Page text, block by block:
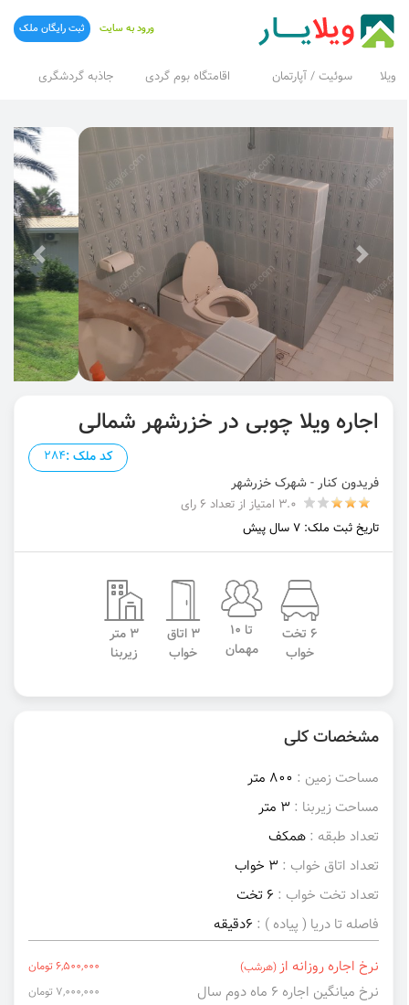
ویلا سوئیت / آپارتمان اقامتگاه بوم گردی جاذبه گردشگری
ورود به سایت ثبت رایگان ملک
اجاره ویلا چوبی در خزرشهر شمالی
کد ملک :284
فریدون کنار - شهرک خزرشهر
3.0 امتیاز از تعداد 6 رای
تاریخ ثبت ملک: 7 سال پیش
6 تخت
خواب
تا 10
مهمان
3 اتاق
خواب
3 متر
زیربنا
مشخصات کلی
مساحت زمین : 800 متر
مساحت زیربنا : 3 متر
تعداد طبقه : همکف
تعداد اتاق خواب : 3 خواب
تعداد تخت خواب : 6 تخت
فاصله تا دریا ( پیاده ) : 6دقیقه
نرخ اجاره روزانه از (هرشب) 6,500,000 تومان
نرخ میانگین اجاره ۶ ماه دوم سال 7,000,000 تومان